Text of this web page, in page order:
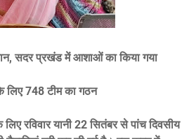
सदर प्रखंड में आशाओं का किया गया
लिए 748 टीम का गठन
रविवार यानी 22 सितंबर से पांच दिवसीय